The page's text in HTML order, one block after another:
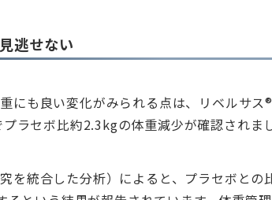
逃せない
にも良い変化がみられる点は、リベルサス
ラセボ比約2.3kgの体重減少が確認されま
を統合した分析）によると、プラセボとの